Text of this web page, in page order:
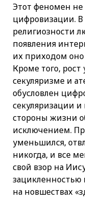
Этот феномен не
цифровизации.
религиозности
появления
их приходом оно
Кроме того,
секуляризме и
обусловлен
секуляризации
стороны жизни
исключением.
уменьшился,
никогда, и все
свой взор на
зацикленностью
на новшествах